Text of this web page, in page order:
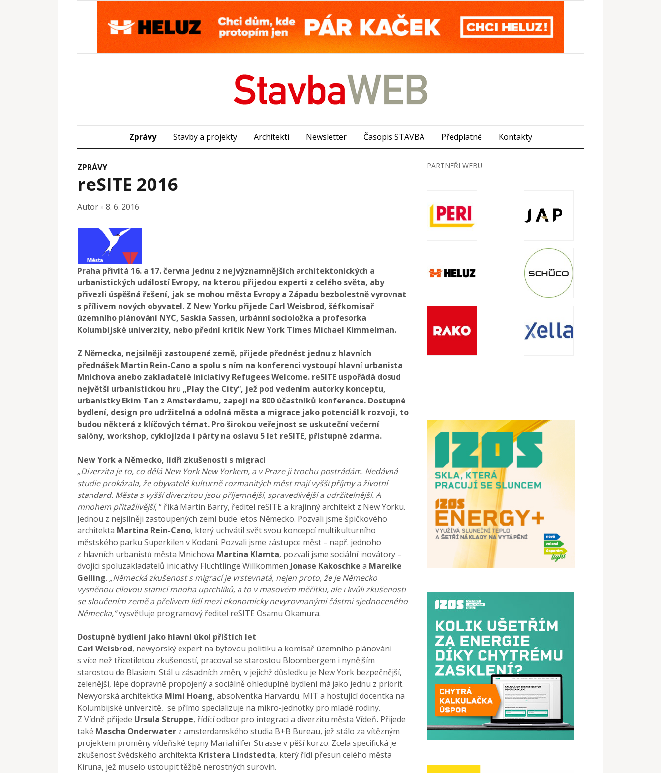
Zprávy Stavby a projekty Architekti Newsletter Časopis STAVBA Předplatné Kontakty
ZPRÁVY
reSITE 2016
Autor × 8. 6. 2016
Praha přivítá 16. a 17. června jednu z nejvýznamnějších architektonických a
urbanistických událostí Evropy, na kterou přijedou experti z celého světa, aby
přivezli úspěšná řešení, jak se mohou města Evropy a Západu bezbolestně vyrovnat
s přílivem nových obyvatel. Z New Yorku přijede Carl Weisbrod, šéfkomisař
územního plánování NYC, Saskia Sassen, urbánní socioložka a profesorka
Kolumbijské univerzity, nebo přední kritik New York Times Michael Kimmelman.
Z Německa, nejsilněji zastoupené země, přijede přednést jednu z hlavních
přednášek Martin Rein-Cano a spolu s ním na konferenci vystoupí hlavní urbanista
Mnichova anebo zakladatelé iniciativy Refugees Welcome. reSITE uspořádá dosud
největší urbanistickou hru „Play the City“, jež pod vedením autorky konceptu,
urbanistky Ekim Tan z Amsterdamu, zapojí na 800 účastníků konference. Dostupné
bydlení, design pro udržitelná a odolná města a migrace jako potenciál k rozvoji, to
budou některá z klíčových témat. Pro širokou veřejnost se uskuteční večerní
salóny, workshop, cyklojízda i párty na oslavu 5 let reSITE, přístupné zdarma.
New York a Německo, lídři zkušenosti s migrací
„Diverzita je to, co dělá New York New Yorkem, a v Praze ji trochu postrádám. Nedávná
studie prokázala, že obyvatelé kulturně rozmanitých měst mají vyšší příjmy a životní
standard. Města s vyšší diverzitou jsou příjemnější, spravedlivější a udržitelnější. A
mnohem přitažlivější, “ říká Martin Barry, ředitel reSITE a krajinný architekt z New Yorku.
Jednou z nejsilněji zastoupených zemí bude letos Německo. Pozvali jsme špičkového
architekta Martina Rein-Cano, který uchvátil svět svou koncepcí multikulturního
městského parku Superkilen v Kodani. Pozvali jsme zástupce měst – např. jednoho
z hlavních urbanistů města Mnichova Martina Klamta, pozvali jsme sociální inovátory –
dvojici spoluzakladatelů iniciativy Flüchtlinge Willkommen Jonase Kakoschke a Mareike
Geiling. „Německá zkušenost s migrací je vrstevnatá, nejen proto, že je Německo
vysněnou cílovou stanicí mnoha uprchlíků, a to v masovém měřítku, ale i kvůli zkušenosti
se sloučením země a přelivem lidí mezi ekonomicky nevyrovnanými částmi sjednoceného
Německa,”vysvětluje programový ředitel reSITE Osamu Okamura.
Dostupné bydlení jako hlavní úkol příštích let
Carl Weisbrod, newyorský expert na bytovou politiku a komisař územního plánování
s více než třicetiletou zkušeností, pracoval se starostou Bloombergem i nynějším
starostou de Blasiem. Stál u zásadních změn, v jejichž důsledku je New York bezpečnější,
zelenější, lépe dopravně propojený a sociálně ohleduplné bydlení má jako jednu z priorit.
Newyorská architektka Mimi Hoang, absolventka Harvardu, MIT a hostující docentka na
Kolumbijské univerzitě, se přímo specializuje na mikro-jednotky pro mladé rodiny.
Z Vídně přijede Ursula Struppe, řídící odbor pro integraci a diverzitu města Vídeň. Přijede
také Mascha Onderwater z amsterdamského studia B+B Bureau, jež stálo za vítězným
projektem proměny vídeňské tepny Mariahilfer Strasse v pěší korzo. Zcela specifická je
zkušenost švédského architekta Kristera Lindstedta, který řídí přesun celého města
Kiruna, jež muselo ustoupit těžbě nerostných surovin.
PARTNEŘI WEBU